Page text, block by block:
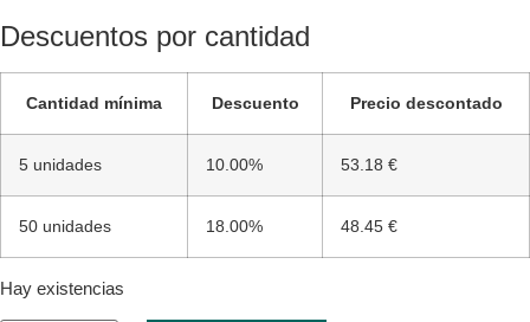
Descuentos por cantidad
Cantidad mínima Descuento Precio descontado
5 unidades 10.00% 53.18 €
50 unidades 18.00% 48.45 €
Hay existencias